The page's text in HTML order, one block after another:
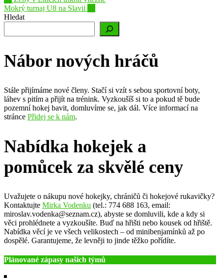
navigation
Mokrý turnaj U8 na Slavii
Hledat
Nábor nových hráčů
Stále přijímáme nové členy. Stačí si vzít s sebou sportovní boty,
láhev s pitím a přijít na trénink. Vyzkoušíš si to a pokud tě bude
pozemní hokej bavit, domluvíme se, jak dál. Více informací na
stránce Přidej se k nám.
Nabídka hokejek a
pomůcek za skvělé ceny
Uvažujete o nákupu nové hokejky, chráničů či hokejové rukavičky?
Kontaktujte Mirka Vodenku (tel.: 774 688 163, email:
miroslav.vodenka@seznam.cz), abyste se domluvili, kde a kdy si
věci prohlédnete a vyzkoušíte. Buď na hřišti nebo kousek od hřiště.
Nabídka věcí je ve všech velikostech – od minibenjamínků až po
dospělé. Garantujeme, že levněji to jinde těžko pořídíte.
Plánované zápasy našich týmů